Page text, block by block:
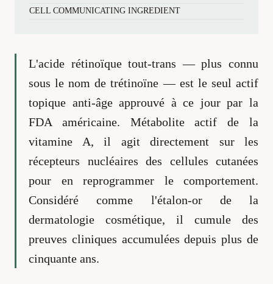
L'acide rétinoïque tout-trans — plus connu
sous le nom de trétinoïne — est le seul actif
topique anti-âge approuvé à ce jour par la
FDA américaine. Métabolite actif de la
vitamine A, il agit directement sur les
récepteurs nucléaires des cellules cutanées
pour en reprogrammer le comportement.
Considéré comme l'étalon-or de la
dermatologie cosmétique, il cumule des
preuves cliniques accumulées depuis plus de
cinquante ans.
CELL COMMUNICATING INGREDIENT